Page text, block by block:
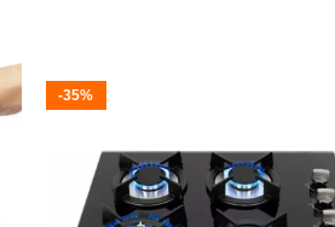
-35%